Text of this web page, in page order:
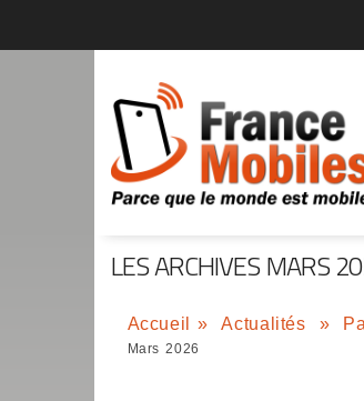
LES ARCHIVES MARS
Accueil » Actualités »
Mars 2026